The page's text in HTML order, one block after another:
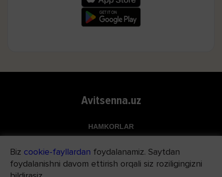
Avitsenna.uz
HAMKORLAR
Apteka.uz
Med24.uz
Biz cookie-fayllardan foydalanamiz. Saytdan
foydalanishni davom ettirish orqali siz roziligingizni